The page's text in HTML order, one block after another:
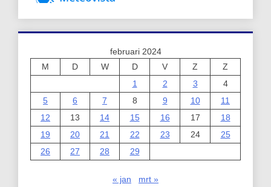
februari 2024
M
D W D V Z
Z
1
2 3
4
5
6 7 8 9 10
11
12
13 14 15 16 17
18
19
20 21 22 23 24
25
26
27 28 29
« jan mrt »